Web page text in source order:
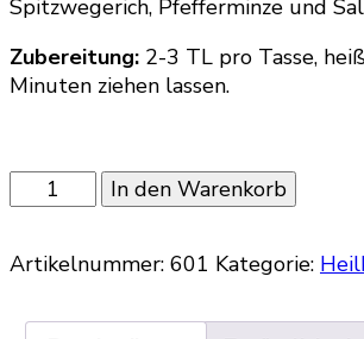
Spitzwegerich, Pfefferminze und
Zubereitung: 2-3 TL pro Tasse,
Minuten ziehen lassen.
Atemfreiheit
Menge
In den Warenkorb
Artikelnummer: 601 Kategorie: